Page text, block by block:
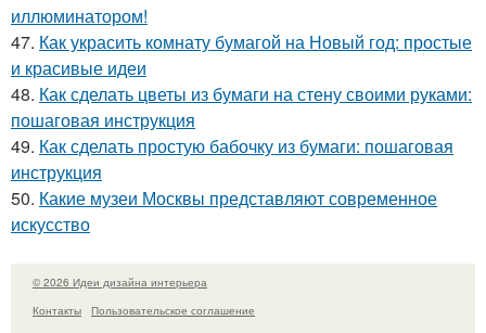
иллюминатором!
47. Как украсить комнату бумагой на Новый год: простые
и красивые идеи
48. Как сделать цветы из бумаги на стену своими руками:
пошаговая инструкция
49. Как сделать простую бабочку из бумаги: пошаговая
инструкция
50. Какие музеи Москвы представляют современное
искусство
© 2026 Идеи дизайна интерьера
Контакты
Пользовательское соглашение